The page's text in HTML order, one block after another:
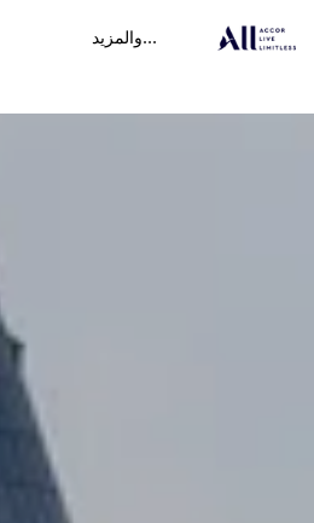
...والمزيد